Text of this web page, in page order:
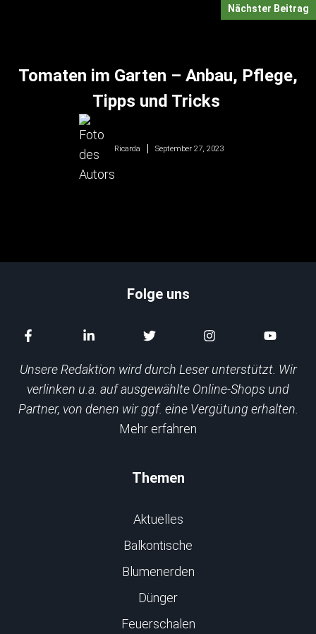
Nächster Beitrag
Tomaten im Garten – Anbau, Pflege,
Tipps und Tricks
Ricarda September 27, 2023
Folge uns
Unsere Redaktion wird durch Leser unterstützt. Wir
verlinken u.a. auf ausgewählte Online-Shops und
Partner, von denen wir ggf. eine Vergütung erhalten.
Mehr erfahren
Themen
Aktuelles
Balkontische
Blumenerden
Dünger
Feuerschalen